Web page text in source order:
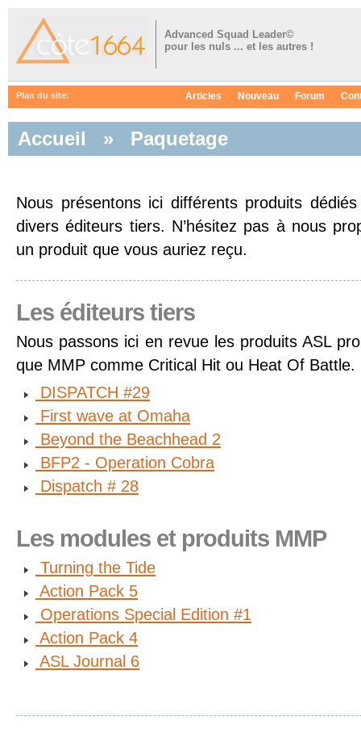
Advanced Squad Leader©
pour les nuls ... et les autres !
Plan du site: Articles Nouveau Forum
Accueil » Paquetage
Nous présentons ici différents produits
divers éditeurs tiers. N’hésitez pas à nous
un produit que vous auriez reçu.
Les éditeurs tiers
Nous passons ici en revue les produits ASL
que MMP comme Critical Hit ou Heat Of Battle.
DISPATCH #29
First wave at Omaha
Beyond the Beachhead 2
BFP2 - Operation Cobra
Dispatch # 28
Les modules et produits MMP
Turning the Tide
Action Pack 5
Operations Special Edition #1
Action Pack 4
ASL Journal 6